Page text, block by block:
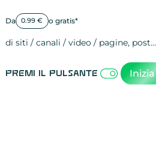
Da 0.99 € o gratis*
di siti / canali / video / pagine, post…
Premi il pulsante Inizia